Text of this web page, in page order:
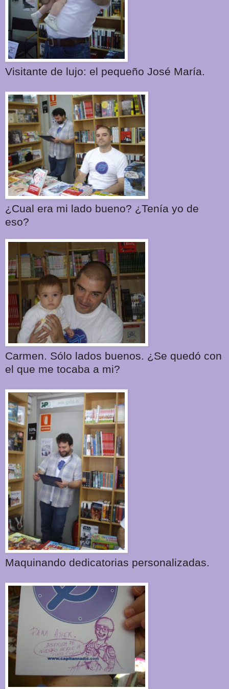
Visitante de lujo: el pequeño José María.
¿Cual era mi lado bueno? ¿Tenía yo de
eso?
Carmen. Sólo lados buenos. ¿Se quedó con
el que me tocaba a mi?
Maquinando dedicatorias personalizadas.